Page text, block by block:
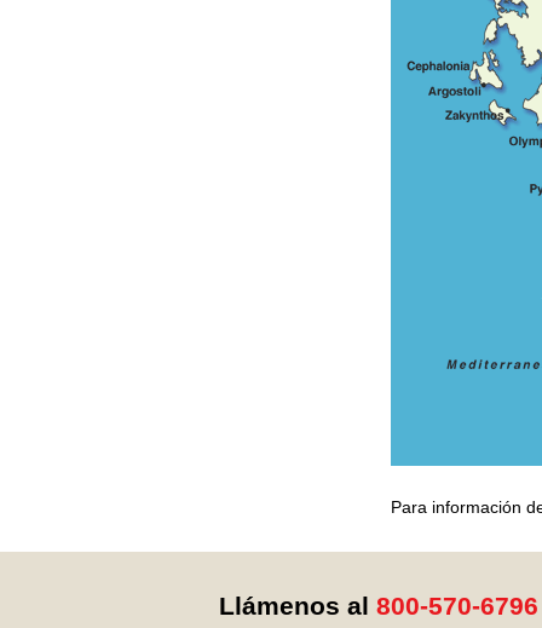
Para información
Llámenos al 800-570-6796